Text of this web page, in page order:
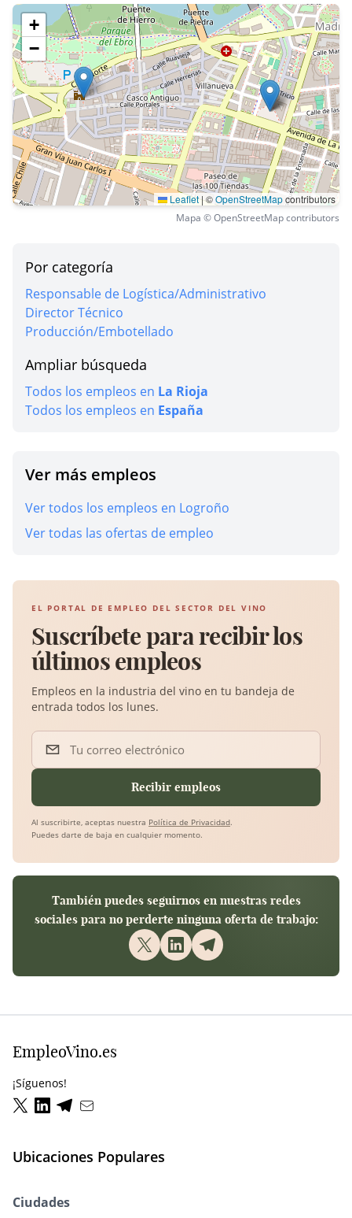
+
−
Leaflet|©OpenStreetMapcontributors
Mapa © OpenStreetMap contributors
Por categoría
Responsable de Logística/Administrativo
Director Técnico
Producción/Embotellado
Ampliar búsqueda
Todos los empleos en La Rioja
Todos los empleos en España
Ver más empleos
Ver todos los empleos en Logroño
Ver todas las ofertas de empleo
EL PORTAL DE EMPLEO DEL SECTOR DEL VINO
Suscríbete para recibir los
últimos empleos
Empleos en la industria del vino en tu bandeja de
entrada todos los lunes.
Tu correo electrónico
Recibir empleos
Al suscribirte, aceptas nuestra Política de Privacidad.
Puedes darte de baja en cualquier momento.
También puedes seguirnos en nuestras redes
sociales para no perderte ninguna oferta de trabajo:
EmpleoVino.es
¡Síguenos!
Ubicaciones Populares
Ciudades